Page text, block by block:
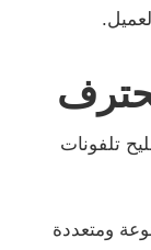
تلفونات
ومتعددة